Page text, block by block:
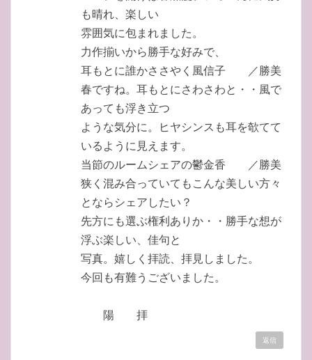
も晴れ、楽しい
雰囲気に包まれました。
力作揃いから勝手な好みで、
耳もとに誰かささやく風信子 ／勝美
春ですね。耳もとにさわさわと・・風で
あっても浮き立つ
ような気分に。ヒヤシンスも耳を欹てて
いるように見えます。
当節のルームシェアの鬱金香 ／勝美
狭く混み合っていてもこんな美しい方々
とならシェアしたい？
先方にも選ぶ権利ありか・・勝手な想が
浮ぶ楽しい、佳句と
写真。嬉しく拝読、拝見しました。
今回も有難うございました。
陽 拝
返信